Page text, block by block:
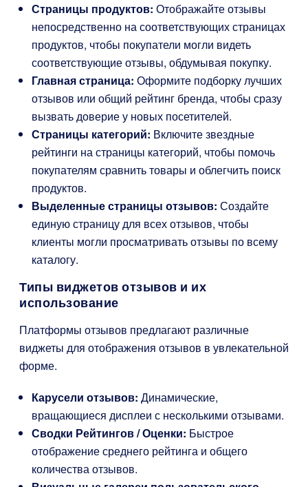
Страницы продуктов: Отображайте отзывы
непосредственно на соответствующих страницах
продуктов, чтобы покупатели могли видеть
соответствующие отзывы, обдумывая покупку.
Главная страница: Оформите подборку лучших
отзывов или общий рейтинг бренда, чтобы сразу
вызвать доверие у новых посетителей.
Страницы категорий: Включите звездные
рейтинги на страницы категорий, чтобы помочь
покупателям сравнить товары и облегчить поиск
продуктов.
Выделенные страницы отзывов: Создайте
единую страницу для всех отзывов, чтобы
клиенты могли просматривать отзывы по всему
каталогу.
Типы виджетов отзывов и их
использование
Платформы отзывов предлагают различные
виджеты для отображения отзывов в увлекательной
форме.
Карусели отзывов: Динамические,
вращающиеся дисплеи с несколькими отзывами.
Сводки Рейтингов / Оценки: Быстрое
отображение среднего рейтинга и общего
количества отзывов.